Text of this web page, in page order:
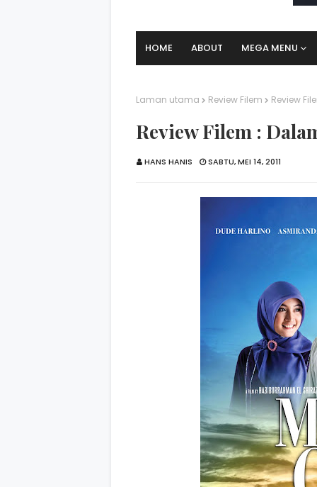
HOME ABOUT MEGA MENU
Laman utama Review Filem Review
Review Filem :
HANS HANIS SABTU, MEI 14, 2011